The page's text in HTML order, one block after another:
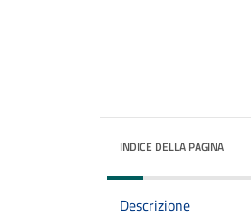
INDICE DELLA PAGINA
Descrizione